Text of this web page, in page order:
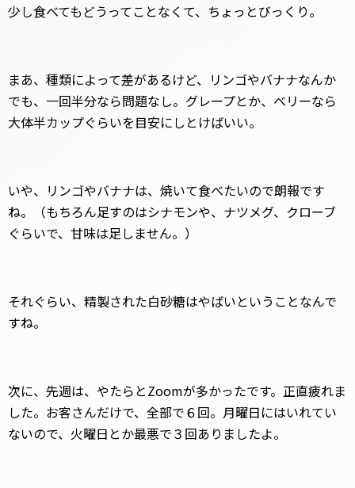
少し食べてもどうってことなくて、ちょっとびっくり。
まあ、種類によって差があるけど、リンゴやバナナなんか
でも、一回半分なら問題なし。グレープとか、ベリーなら
大体半カップぐらいを目安にしとけばいい。
いや、リンゴやバナナは、焼いて食べたいので朗報です
ね。（もちろん足すのはシナモンや、ナツメグ、クローブ
ぐらいで、甘味は足しません。）
それぐらい、精製された白砂糖はやばいということなんで
すね。
次に、先週は、やたらとZoomが多かったです。正直疲れま
した。お客さんだけで、全部で６回。月曜日にはいれてい
ないので、火曜日とか最悪で３回ありましたよ。